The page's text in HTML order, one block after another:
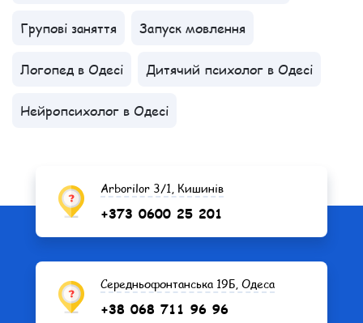
Групові заняття Запуск мовлення
Логопед в Одесі Дитячий психолог в Одесі
Нейропсихолог в Одесі
Arborilor 3/1, Кишинів
+373 0600 25 201
Середньофонтанська 19Б, Одеса
+38 068 711 96 96